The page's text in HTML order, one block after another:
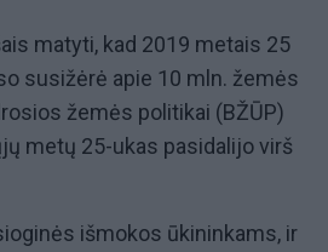
matyti, kad 2019 metais 25
susižėrė apie 10 mln. žemės
žemės politikai (BŽŪP)
metų 25-ukas pasidalijo virš
išmokos ūkininkams, ir